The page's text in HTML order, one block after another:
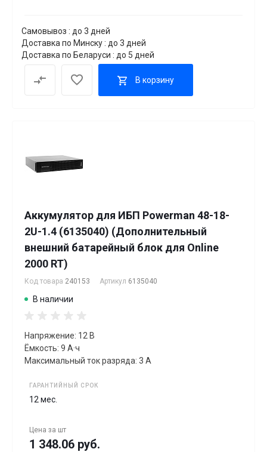
Самовывоз : до 3 дней
Доставка по Минску : до 3 дней
Доставка по Беларуси : до 5 дней
В корзину
Аккумулятор для ИБП Powerman 48-18-
2U-1.4 (6135040) (Дополнительный
внешний батарейный блок для Online
2000 RT)
Код товара 240153 Артикул 6135040
В наличии
Напряжение: 12 В
Ёмкость: 9 А·ч
Максимальный ток разряда: 3 А
ГАРАНТИЙНЫЙ СРОК
12 мес.
Цена за шт
1 348.06 руб.